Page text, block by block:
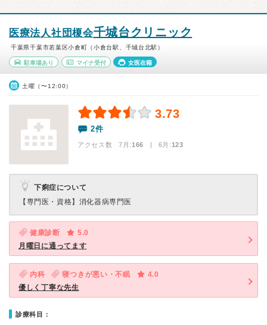
医療法人社団榎会千城台クリニック
千葉県千葉市若葉区小倉町（小倉台駅、千城台北駅）
駐車場あり マイナ受付 女医在籍
土曜（〜12:00）
3.73
2件
アクセス数 7月:166 | 6月:123
下痢症について
【専門医・資格】 消化器病専門医
健康診断
5.0
月曜日に通ってます
内科 寝つきが悪い・不眠
4.0
優しく丁寧な先生
診療科目：